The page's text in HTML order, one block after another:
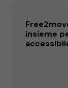
insieme